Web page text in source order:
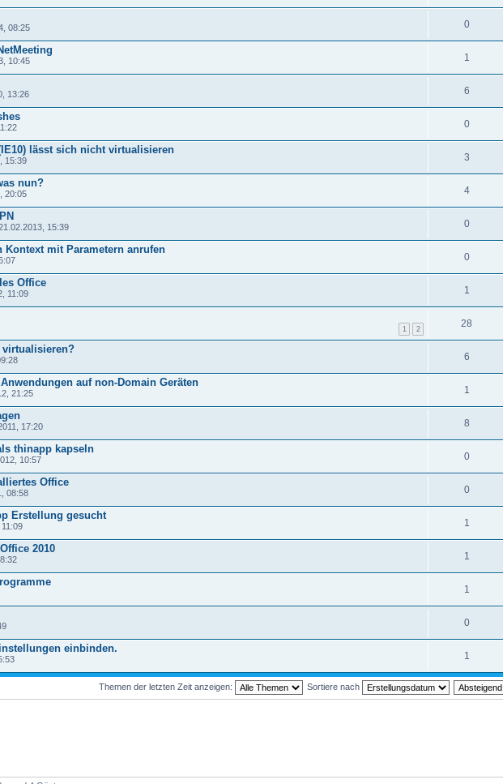
08:25 0
10:45 1
13:26 6
0
lässt sich nicht virtualisieren
15:39 3
nun?
20:05 4
15:39 0
Kontext mit Parametern anrufen
0
Office
11:09 1
1 2 28
virtualisieren?
6
auf non-Domain Geräten
21:25 1
17:20 8
thinapp kapseln
10:57 0
Office
08:58 0
Erstellung gesucht
1
2010
1
1
0
einbinden.
1
Themen der letzten Zeit anzeigen: Sortiere nach